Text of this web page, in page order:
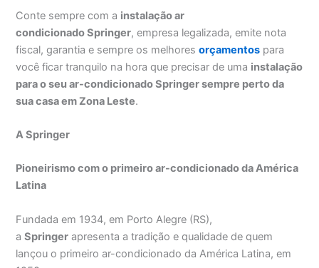
Conte sempre com a instalação ar
condicionado Springer, empresa legalizada, emite nota
fiscal, garantia e sempre os melhoresorçamentos para
você ficar tranquilo na hora que precisar de uma instalação
para o seu ar-condicionado Springer sempre perto da
sua casa em Zona Leste.
A Springer
Pioneirismo com o primeiro ar-condicionado da América
Latina
Fundada em 1934, em Porto Alegre (RS),
aSpringer apresenta a tradição e qualidade de quem
lançou o primeiro ar-condicionado da América Latina, em